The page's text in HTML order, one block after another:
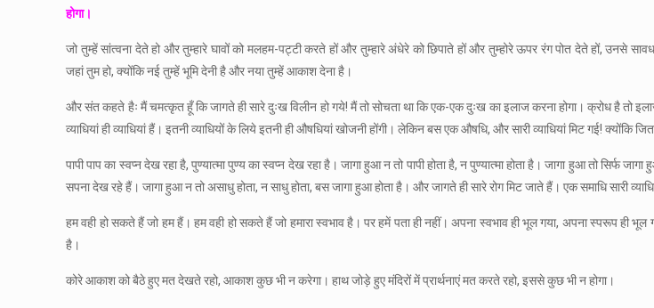
होगा।
जो तुम्हें सांत्वना देते हो और तुम्हारे घावों को मलहम-पट्टी करते हों और तुम्हारे अंधेरे को छिपाते हों और तुम्होरे ऊपर रंग पोत देते हों, उनसे
जहां तुम हो, क्योंकि नई तुम्हें भूमि देनी है और नया तुम्हें आकाश देना है।
और संत कहते हैः मैं चमत्कृत हूँ कि जागते ही सारे दुःख विलीन हो गये! मैं तो सोचता था कि एक-एक दुःख का इलाज करना होगा। क्रोध है तो
व्याधियां ही व्याधियां हैं। इतनी व्याधियों के लिये इतनी ही औषधियां खोजनी होंगी। लेकिन बस एक औषधि, और सारी व्याधियां मिट गई! क्योंकि
पापी पाप का स्वप्न देख रहा है, पुण्यात्मा पुण्य का स्वप्न देख रहा है। जागा हुआ न तो पापी होता है, न पुण्यात्मा होता है। जागा हुआ तो सिर्फ
सपना देख रहे हैं। जागा हुआ न तो असाधु होता, न साधु होता, बस जागा हुआ होता है। और जागते ही सारे रोग मिट जाते हैं। एक समाधि सारी
हम वही हो सकते हैं जो हम हैं। हम वही हो सकते हैं जो हमारा स्वभाव है। पर हमें पता ही नहीं। अपना स्वभाव ही भूल गया, अपना स्परूप ही
है।
कोरे आकाश को बैठे हुए मत देखते रहो, आकाश कुछ भी न करेगा। हाथ जोड़े हुए मंदिरों में प्रार्थनाएं मत करते रहो, इससे कुछ भी न होगा।